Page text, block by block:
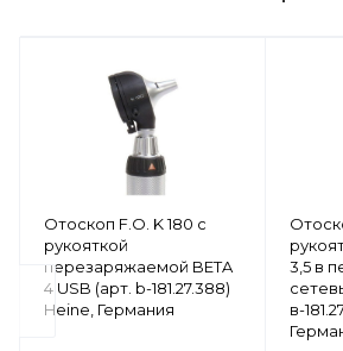
Отоскоп F.O. K 180 с
рукояткой
перезаряжаемой BETA
4 USB (арт. b-181.27.388)
Heine, Германия
3,5 в
в-